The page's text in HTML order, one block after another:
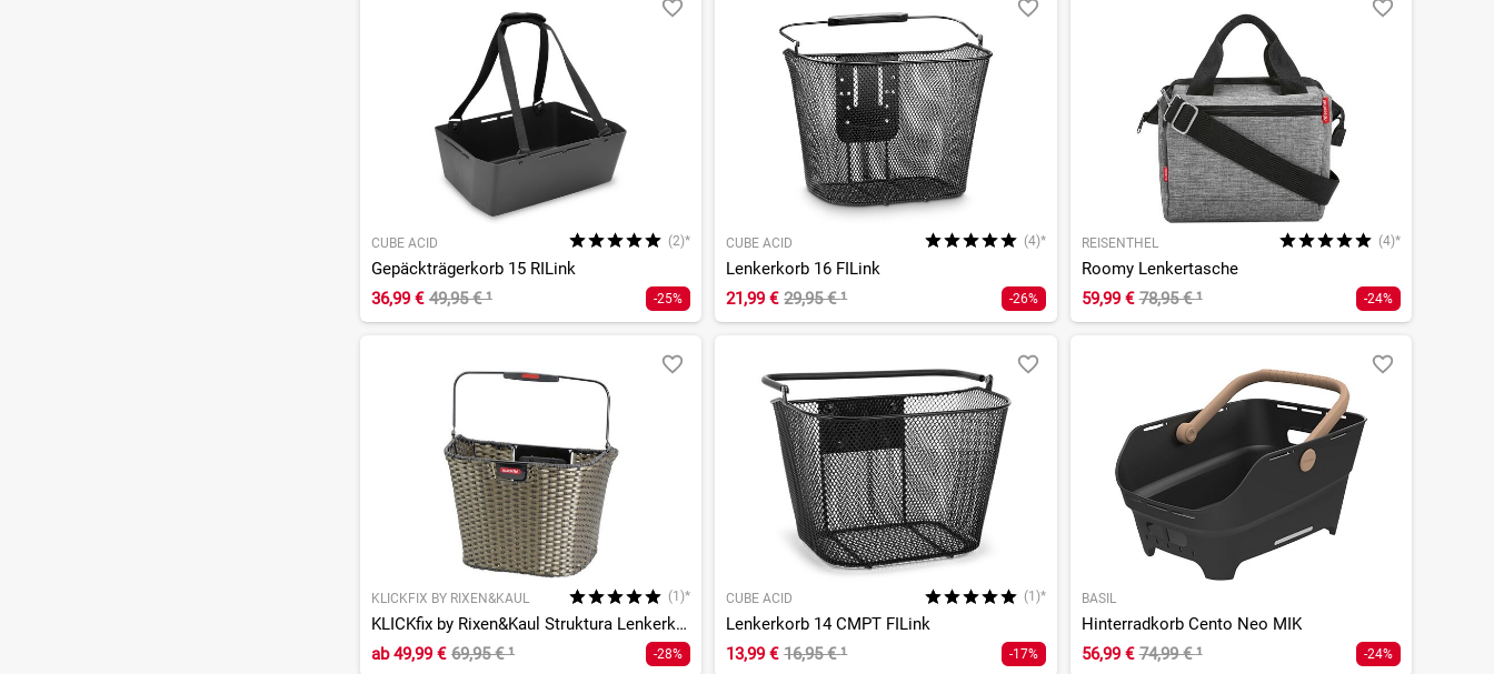
CUBE ACID (2)*
Gepäckträgerkorb 15 RILink
36,99 € 49,95 €¹ -25%
CUBE ACID (4)*
Lenkerkorb 16 FILink
21,99 € 29,95 €¹ -26%
REISENTHEL (4)*
Roomy Lenkertasche
59,99 € 78,95 €¹ -24%
KLICKFIX BY RIXEN&KAUL (1)*
KLICKfix by Rixen&Kaul Struktura Lenkerkorb
ab49,99 € 69,95 €¹ -28%
CUBE ACID (1)*
Lenkerkorb 14 CMPT FILink
13,99 € 16,95 €¹ -17%
BASIL
Hinterradkorb Cento Neo MIK
56,99 € 74,99 €¹ -24%